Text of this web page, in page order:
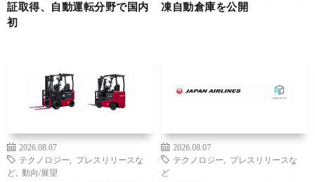
証取得、自動運転分野で国内
初
凍自動倉庫を公開
2026.08.07
テクノロジー
プレスリリースな
ど
動向/展望
2026.08.07
テクノロジー
プレスリリースな
ど